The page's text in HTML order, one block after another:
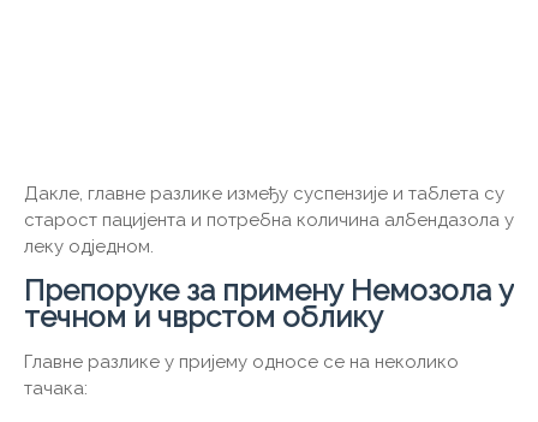
Дакле, главне разлике између суспензије и таблета су
старост пацијента и потребна количина албендазола у
леку одједном.
Препоруке за примену Немозола у
течном и чврстом облику
Главне разлике у пријему односе се на неколико
тачака: